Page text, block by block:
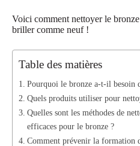
Voici comment nettoyer le
briller comme neuf !
Table des matières
Pourquoi le bronze a-t-il besoin
Quels produits utiliser pour
Quelles sont les méthodes de
efficaces pour le bronze ?
Comment prévenir la formation